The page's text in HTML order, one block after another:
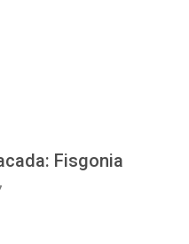
Fisgonia